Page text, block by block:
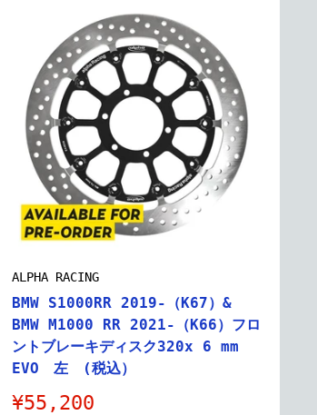
ALPHA RACING
BMW S1000RR 2019-（K67）&
BMW M1000 RR 2021-（K66）フロ
ントブレーキディスク320x 6 mm
EVO 左 (税込）
販
¥55,200